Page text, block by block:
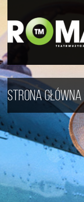
Strona główna
Musical